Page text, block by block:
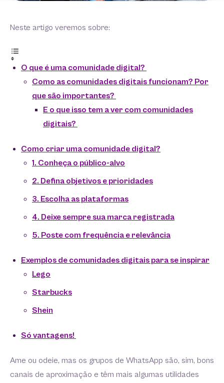
Neste artigo veremos sobre:
O que é uma comunidade digital?
Como as comunidades digitais funcionam? Por
que são importantes?
E o que isso tem a ver com comunidades
digitais?
Como criar uma comunidade digital?
1. Conheça o público-alvo
2. Defina objetivos e prioridades
3. Escolha as plataformas
4. Deixe sempre sua marca registrada
5. Poste com frequência e relevância
Exemplos de comunidades digitais para se inspirar
Lego
Starbucks
Shein
Só vantagens!
Ame ou odeie, mas os grupos de WhatsApp são, sim, bons
canais de aproximação e têm mais algumas utilidades